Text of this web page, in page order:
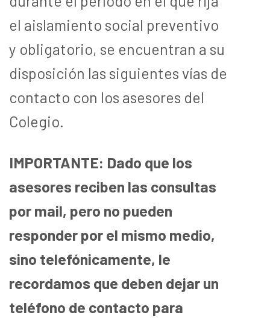
el aislamiento social preventivo
y obligatorio, se encuentran a su
disposición las siguientes vías de
contacto con los asesores del
Colegio.
IMPORTANTE: Dado que los
asesores reciben las consultas
por mail, pero no pueden
responder por el mismo medio,
sino telefónicamente, le
recordamos que deben dejar un
teléfono de contacto para